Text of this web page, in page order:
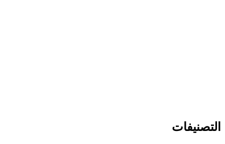
التصنيفات